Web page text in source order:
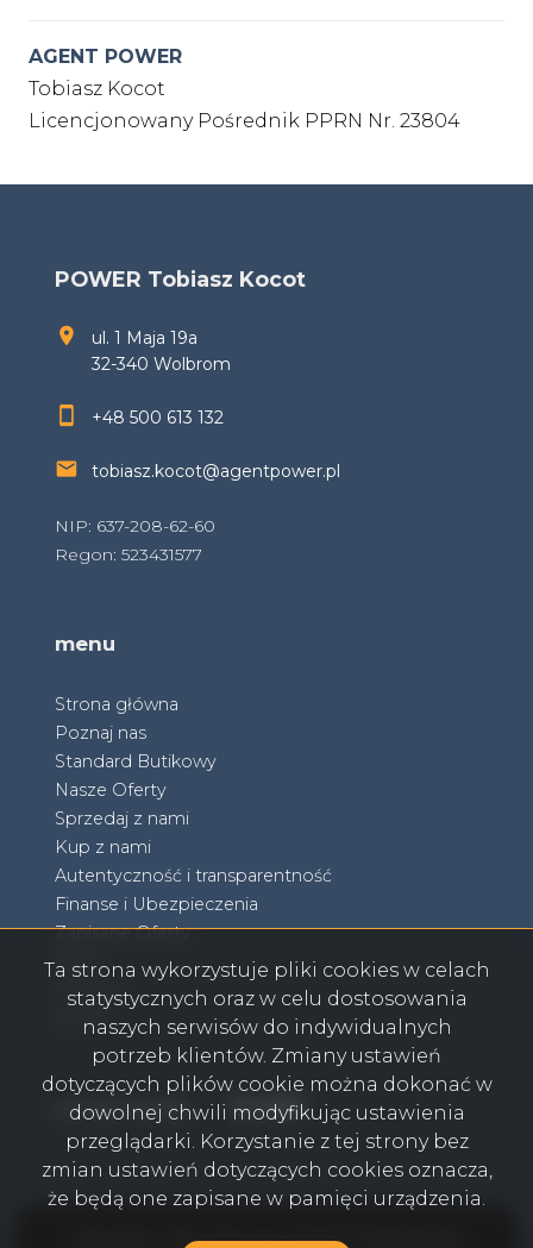
AGENT POWER
Tobiasz Kocot
Licencjonowany Pośrednik PPRN Nr. 23804
POWER Tobiasz Kocot
ul. 1 Maja 19a
32-340 Wolbrom
+48 500 613 132
tobiasz.kocot@agentpower.pl
NIP: 637-208-62-60
Regon: 523431577
menu
Strona główna
Poznaj nas
Standard Butikowy
Nasze Oferty
Sprzedaj z nami
Kup z nami
Autentyczność i transparentność
Finanse i Ubezpieczenia
Zapisane Oferty
Blog
Kontakt
RODO
social media Facebook
Facebook
Facebook
Facebook
Olkusz Biuro Nieruchomości AGENT POWER © 2026
Ta strona wykorzystuje pliki cookies w celach
statystycznych oraz w celu dostosowania
naszych serwisów do indywidualnych
potrzeb klientów. Zmiany ustawień
dotyczących plików cookie można dokonać w
dowolnej chwili modyfikując ustawienia
przeglądarki. Korzystanie z tej strony bez
zmian ustawień dotyczących cookies oznacza,
że będą one zapisane w pamięci urządzenia.